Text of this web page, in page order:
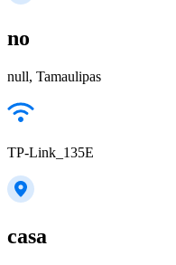
no
null, Tamaulipas
TP-Link_135E
casa